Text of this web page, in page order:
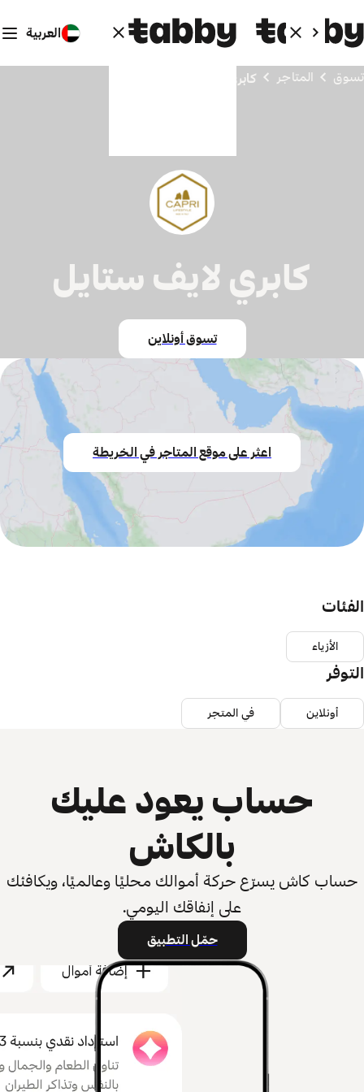
العربية
تسوق المتاجر كابري لايف ستايل
كابري لايف ستايل
تسوق أونلاين
اعثر على موقع المتاجر في الخريطة
الفئات
الأزياء
التوفر
أونلاين في المتجر
حساب يعود عليك
بالكاش
حساب كاش يسرّع حركة أموالك محليًا وعالميًا، ويكافئك
على إنفاقك اليومي.
حمّل التطبيق